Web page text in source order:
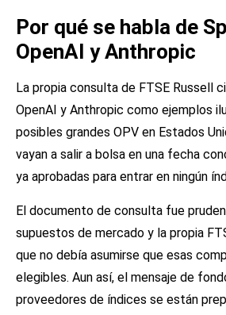
Por qué se habla de
OpenAI y Anthropic
La propia consulta de FTSE Russell
OpenAI y Anthropic como ejemplos
posibles grandes OPV en Estados
vayan a salir a bolsa en una fecha
ya aprobadas para entrar en ningún
El documento de consulta fue
supuestos de mercado y la propia
que no debía asumirse que esas
elegibles. Aun así, el mensaje de
proveedores de índices se están